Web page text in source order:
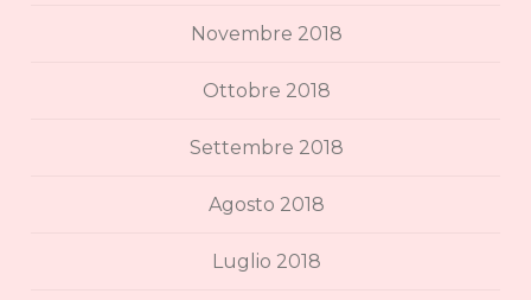
Novembre 2018
Ottobre 2018
Settembre 2018
Agosto 2018
Luglio 2018